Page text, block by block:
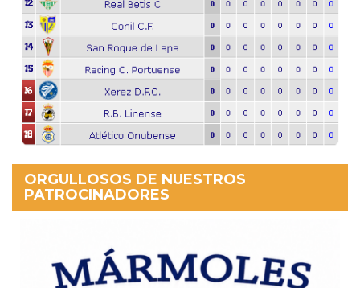
ORGULLOSOS DE NUESTROS
PATROCINADORES